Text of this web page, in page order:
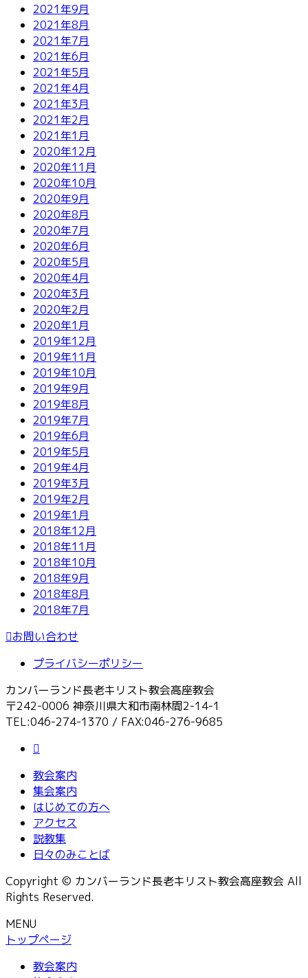
2021年9月
2021年8月
2021年7月
2021年6月
2021年5月
2021年4月
2021年3月
2021年2月
2021年1月
2020年12月
2020年11月
2020年10月
2020年9月
2020年8月
2020年7月
2020年6月
2020年5月
2020年4月
2020年3月
2020年2月
2020年1月
2019年12月
2019年11月
2019年10月
2019年9月
2019年8月
2019年7月
2019年6月
2019年5月
2019年4月
2019年3月
2019年2月
2019年1月
2018年12月
2018年11月
2018年10月
2018年9月
2018年8月
2018年7月
お問い合わせ
プライバシーポリシー
カンバーランド長老キリスト教会高座教会
〒242-0006 神奈川県大和市南林間2-14-1
TEL:046-274-1370 / FAX:046-276-9685
教会案内
集会案内
はじめての方へ
アクセス
説教集
日々のみことば
Copyright © カンバーランド長老キリスト教会高座教会 All
Rights Reserved.
MENU
トップページ
教会案内